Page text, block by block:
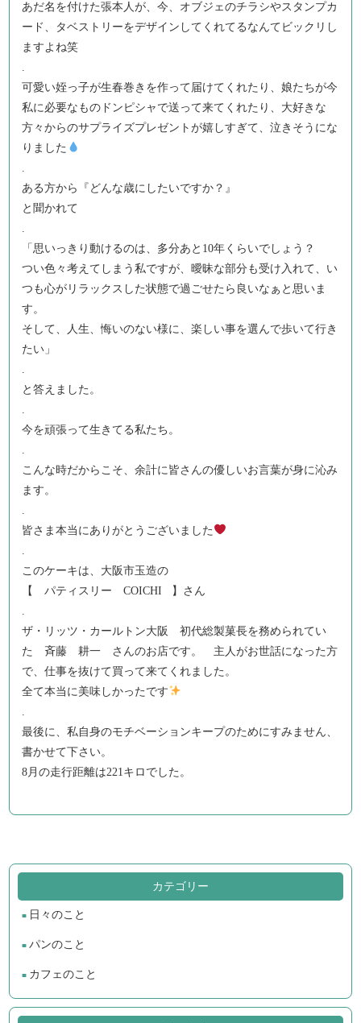
あだ名を付けた張本人が、今、オブジェのチラシやスタンプカ
ード、タベストリーをデザインしてくれてるなんてビックリし
ますよね笑
.
可愛い姪っ子が生春巻きを作って届けてくれたり、娘たちが今
私に必要なものドンピシャで送って来てくれたり、大好きな
方々からのサプライズプレゼントが嬉しすぎて、泣きそうにな
りました
.
ある方から『どんな歳にしたいですか？』
と聞かれて
.
「思いっきり動けるのは、多分あと10年くらいでしょう？
つい色々考えてしまう私ですが、曖昧な部分も受け入れて、い
つも心がリラックスした状態で過ごせたら良いなぁと思いま
す。
そして、人生、悔いのない様に、楽しい事を選んで歩いて行き
たい」
.
と答えました。
.
今を頑張って生きてる私たち。
.
こんな時だからこそ、余計に皆さんの優しいお言葉が身に沁み
ます。
.
皆さま本当にありがとうございました
.
このケーキは、大阪市玉造の
【 パティスリー COICHI 】さん
.
ザ・リッツ・カールトン大阪 初代総製菓長を務められてい
た 斉藤 耕一 さんのお店です。 主人がお世話になった方
で、仕事を抜けて買って来てくれました。
全て本当に美味しかったです
.
最後に、私自身のモチベーションキープのためにすみません、
書かせて下さい。
8月の走行距離は221キロでした。
カテゴリー
日々のこと
パンのこと
カフェのこと